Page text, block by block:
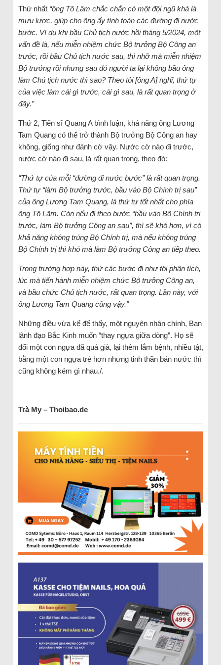
Thứ nhất“ông Tô Lâm chắc chắn có một đội ngũ khá là
mưu lược, giúp cho ông ấy tính toán các đường đi nước
bước. Ví dụ khi bầu Chủ tịch nước hồi tháng 5/2024, một
vấn đề là, nếu miễn nhiệm chức Bộ trưởng Bộ Công an
trước, rồi bầu Chủ tịch nước sau, thì nhỡ mà miễn nhiệm
Bộ trưởng rồi nhưng sau đó người ta lại không bầu ông
làm Chủ tịch nước thì sao? Theo tôi [ông A] nghĩ, thứ tự
của việc làm cái gì trước, cái gì sau, là rất quan trọng ở
đây.”
Thứ 2, Tiến sĩ Quang A bình luận, khả năng ông Lương
Tam Quang có thể trở thành Bộ trưởng Bộ Công an hay
không, giống như đánh cờ vậy. Nước cờ nào đi trước,
nước cờ nào đi sau, là rất quan trọng, theo đó:
“Thứ tự của mỗi “đường đi nước bước” là rất quan trọng.
Thứ tự “làm Bộ trưởng trước, bầu vào Bộ Chính trị sau”
của ông Lương Tam Quang, là thứ tự tốt nhất cho phía
ông Tô Lâm. Còn nếu đi theo bước “bầu vào Bộ Chính trị
trước, làm Bộ trưởng Công an sau”, thì sẽ khó hơn, vì có
khả năng không trúng Bộ Chính trị, mà nếu không trúng
Bộ Chính trị thì khó mà làm Bộ trưởng Công an tiếp theo.
Trong trường hợp này, thứ các bước đi như tôi phân tích,
lúc mà tiến hành miễn nhiệm chức Bộ trưởng Công an,
và bầu chức Chủ tịch nước, rất quan trọng. Lần này, với
ông Lương Tam Quang cũng vậy.”
Những điều vừa kể để thấy, một nguyên nhân chính, Ban
lãnh đạo Bắc Kinh muốn “thay ngựa giữa dòng”. Họ sẽ
đổi một con ngựa đã quá già, lại thêm lắm bệnh, nhiều tật,
bằng một con ngựa trẻ hơn nhưng tinh thần bán nước thì
cũng không kém gì nhau./.
Trà My – Thoibao.de